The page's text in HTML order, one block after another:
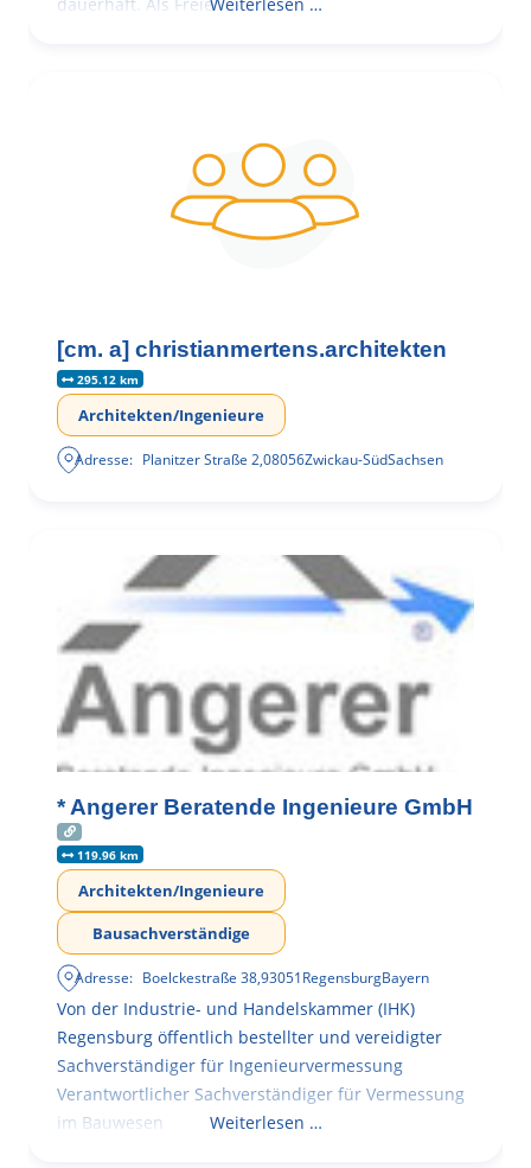
[cm. a] christianmertens.architekten
295.12 km
Architekten/Ingenieure
Adresse: Planitzer Straße 2,08056Zwickau-SüdSachsen
* Angerer Beratende Ingenieure GmbH
119.96 km
Architekten/Ingenieure
Bausachverständige
Adresse: Boelckestraße 38,93051RegensburgBayern
Von der Industrie- und Handelskammer (IHK)
Regensburg öffentlich bestellter und vereidigter
Sachverständiger für Ingenieurvermessung
Verantwortlicher Sachverständiger für Vermessung
im Bauwesen
Weiterlesen …